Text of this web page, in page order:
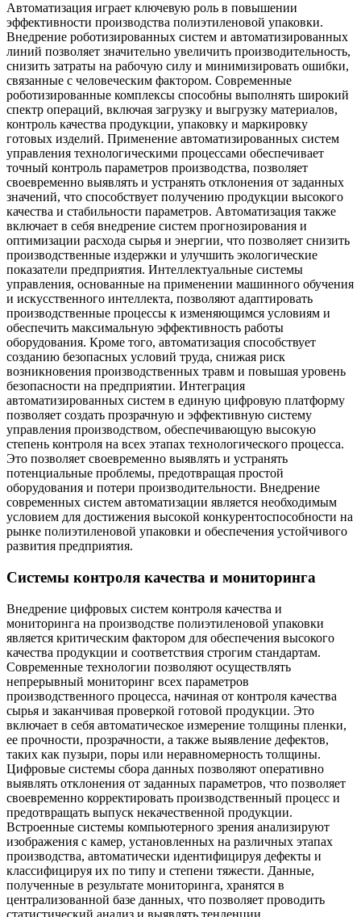
Автоматизация играет ключевую роль в повышении
эффективности производства полиэтиленовой упаковки.
Внедрение роботизированных систем и автоматизированных
линий позволяет значительно увеличить производительность,
снизить затраты на рабочую силу и минимизировать ошибки,
связанные с человеческим фактором. Современные
роботизированные комплексы способны выполнять широкий
спектр операций, включая загрузку и выгрузку материалов,
контроль качества продукции, упаковку и маркировку
готовых изделий. Применение автоматизированных систем
управления технологическими процессами обеспечивает
точный контроль параметров производства, позволяет
своевременно выявлять и устранять отклонения от заданных
значений, что способствует получению продукции высокого
качества и стабильности параметров. Автоматизация также
включает в себя внедрение систем прогнозирования и
оптимизации расхода сырья и энергии, что позволяет снизить
производственные издержки и улучшить экологические
показатели предприятия. Интеллектуальные системы
управления, основанные на применении машинного обучения
и искусственного интеллекта, позволяют адаптировать
производственные процессы к изменяющимся условиям и
обеспечить максимальную эффективность работы
оборудования. Кроме того, автоматизация способствует
созданию безопасных условий труда, снижая риск
возникновения производственных травм и повышая уровень
безопасности на предприятии. Интеграция
автоматизированных систем в единую цифровую платформу
позволяет создать прозрачную и эффективную систему
управления производством, обеспечивающую высокую
степень контроля на всех этапах технологического процесса.
Это позволяет своевременно выявлять и устранять
потенциальные проблемы, предотвращая простой
оборудования и потери производительности. Внедрение
современных систем автоматизации является необходимым
условием для достижения высокой конкурентоспособности на
рынке полиэтиленовой упаковки и обеспечения устойчивого
развития предприятия.
Системы контроля качества и мониторинга
Внедрение цифровых систем контроля качества и
мониторинга на производстве полиэтиленовой упаковки
является критическим фактором для обеспечения высокого
качества продукции и соответствия строгим стандартам.
Современные технологии позволяют осуществлять
непрерывный мониторинг всех параметров
производственного процесса, начиная от контроля качества
сырья и заканчивая проверкой готовой продукции. Это
включает в себя автоматическое измерение толщины пленки,
ее прочности, прозрачности, а также выявление дефектов,
таких как пузыри, поры или неравномерность толщины.
Цифровые системы сбора данных позволяют оперативно
выявлять отклонения от заданных параметров, что позволяет
своевременно корректировать производственный процесс и
предотвращать выпуск некачественной продукции.
Встроенные системы компьютерного зрения анализируют
изображения с камер, установленных на различных этапах
производства, автоматически идентифицируя дефекты и
классифицируя их по типу и степени тяжести. Данные,
полученные в результате мониторинга, хранятся в
централизованной базе данных, что позволяет проводить
статистический анализ и выявлять тенденции,